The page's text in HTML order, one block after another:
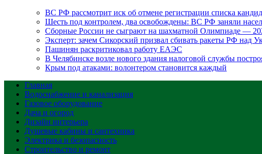
ВС РФ рассмотрит иск об отмене регистрации списка
Шесть под контролем, два освобождены: ВС РФ заняли
Сборные России не сыграют на шахматной Олимпиаде —
Эксперт: зачем Сикорский призвал сбивать ракеты РФ над
Пашинян раскритиковал работу ЕАЭС
В Челябинске возле нового здания налоговой службы
Крым под атаками: волонтером становится каждый
Главная
Водоснабжение и канализация
Газовое оборудование
Дача и огород
Дизайн интерьера
Душевые кабины и сантехника
Электрика и безопасность
Строительство и ремонт